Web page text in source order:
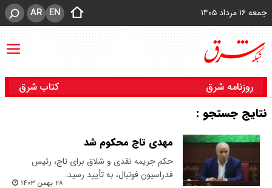
جمعه ۱۶ مرداد ۱۴۰۵ EN
AR
روزنامه شرق کتاب شرق
نتایج جستجو :
مهدی تاج محکوم شد
حکم جریمه نقدی و شلاق برای تاج، رئیس
فدراسیون فوتبال، به تأیید رسید.
۲۸ بهمن ۱۴۰۳